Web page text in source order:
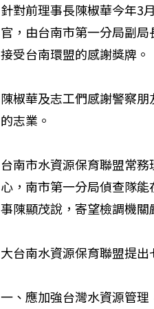
針對前理事長陳椒華今年3
官，由台南市第一分局副
接受台南環盟的感謝獎牌。
陳椒華及志工們感謝警察
的志業。
台南市水資源保育聯盟常
心，南市第一分局偵查隊
事陳顯茂說，寄望檢調機
大台南水資源保育聯盟提出
一、應加強台灣水資源管